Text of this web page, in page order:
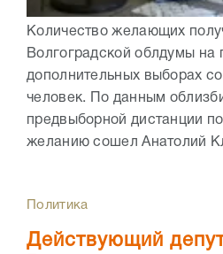
Количество желающих
Волгоградской облдумы на
дополнительных выборах
человек. По данным
предвыборной дистанции
желанию сошел Анатолий
Политика
Действующий